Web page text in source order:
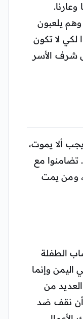
وعارنا.
يلعبون
لكي لا تكون
شرف الأسر
ألا يموت،
مع
ومن يمت
الطفلة
وإنما
من
أن نقف ضد